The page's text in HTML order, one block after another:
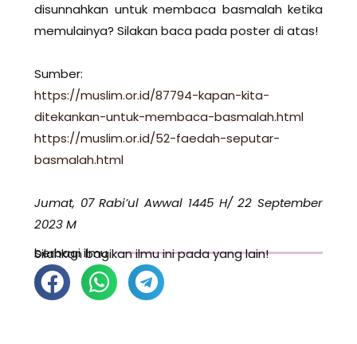
disunnahkan untuk membaca basmalah ketika
memulainya? Silakan baca pada poster di atas!
Sumber:
https://muslim.or.id/87794-kapan-kita-
ditekankan-untuk-membaca-basmalah.html
https://muslim.or.id/52-faedah-seputar-
basmalah.html
Jumat, 07 Rabi’ul Awwal 1445 H/ 22 September
2023 M
berbagi ilmu
Silahkan bagikan ilmu ini pada yang lain!